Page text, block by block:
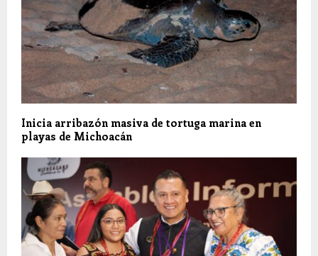
Inicia arribazón masiva de tortuga marina en
playas de Michoacán